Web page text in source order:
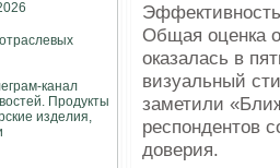
Общая оценка
оказалась в
визуальный
заметили
респондентов
доверия.